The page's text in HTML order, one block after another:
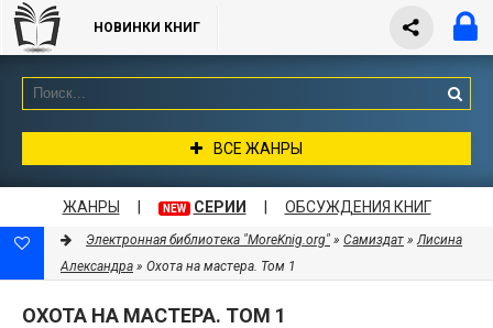
НОВИНКИ КНИГ
ВСЕ ЖАНРЫ
ЖАНРЫ NEW СЕРИИ ОБСУЖДЕНИЯ КНИГ
Электронная библиотека "MoreKnig.org" » Самиздат »Лисина
Александра » Охота на мастера. Том 1
ОХОТА НА МАСТЕРА. ТОМ 1